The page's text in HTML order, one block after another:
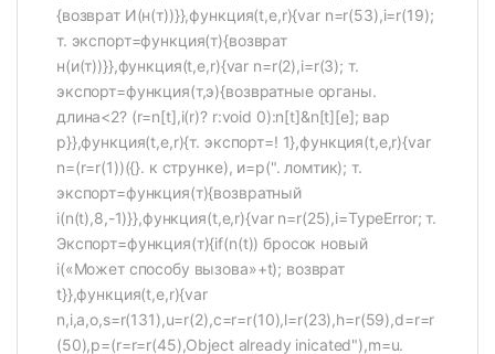
{возврат И(н(т))}},функция(t,e,r){var n=r(53),i=r(19);
т. экспорт=функция(т){возврат
н(и(т))}},функция(t,e,r){var n=r(2),i=r(3); т.
экспорт=функция(т,э){возвратные органы.
длина<2? (r=n[t],i(r)? r:void 0):n[t]&n[t][e]; вар
р}},функция(t,e,r){т. экспорт=! 1},функция(t,e,r){var
n=(r=r(1))({}. к струнке), и=р(". ломтик); т.
экспорт=функция(т){возвратный
i(n(t),8,-1)}},функция(t,e,r){var n=r(25),i=TypeError; т.
Экспорт=функция(т){if(n(t)) бросок новый
i(«Может способу вызова»+t); возврат
t}},функция(t,e,r){var
n,i,a,o,s=r(131),u=r(2),c=r=r(10),l=r(23),h=r(59),d=r=r
(50),p=(r=r=r(45),Object already inicated"),m=u.